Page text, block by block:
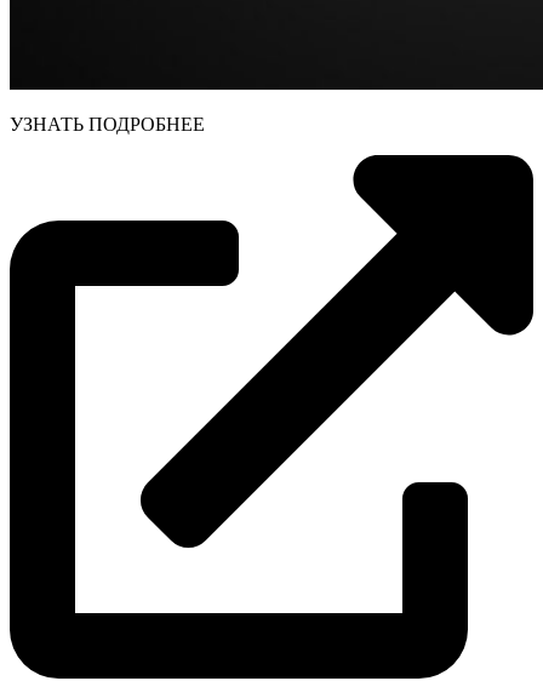
УЗНАТЬ ПОДРОБНЕЕ